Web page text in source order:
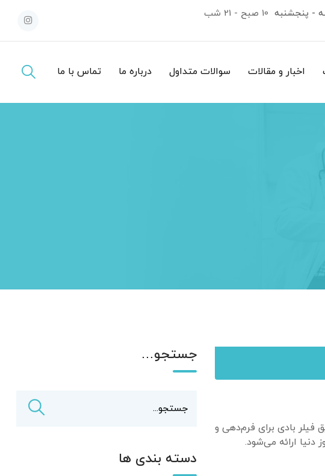
- پنجشنبه 10 صبح - 21 شب
اخبار و مقالات سوالات متداول درباره ما تماس با ما
فیلر بادی برای فرم‌دهی و
ارائه می‌شود.
جستجو…
دسته بندی ها